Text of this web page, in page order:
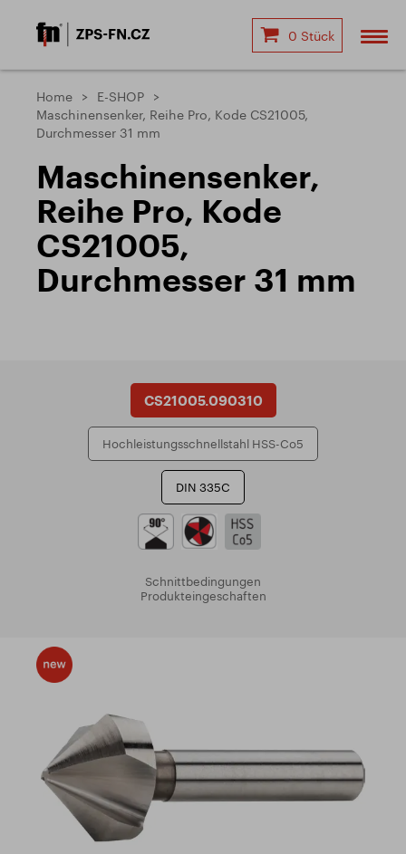
0 Stück
Home
E-SHOP
Maschinensenker, Reihe Pro, Kode CS21005,
Durchmesser 31 mm
Maschinensenker,
Reihe Pro, Kode
CS21005,
Durchmesser 31 mm
CS21005.090310
Hochleistungsschnellstahl HSS-Co5
DIN 335C
Schnittbedingungen
Produkteingeschaften